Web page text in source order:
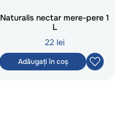
Naturalis nectar mere-pere 1
L
22 lei
Adăugați în coș